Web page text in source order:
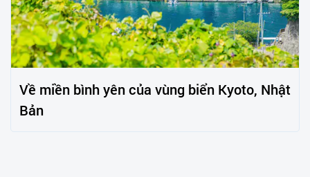
Về miền bình yên của vùng biển Kyoto, Nhật
Bản